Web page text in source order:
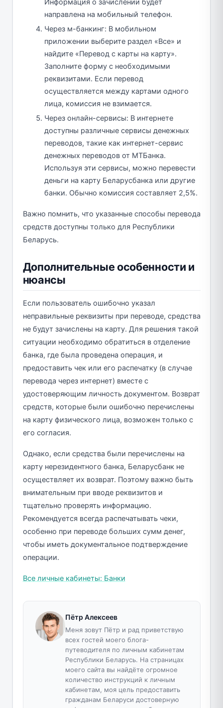
Информация о зачислении будет
направлена на мобильный телефон.
Через м-банкинг: В мобильном
приложении выберите раздел «Все» и
найдите «Перевод с карты на карту».
Заполните форму с необходимыми
реквизитами. Если перевод
осуществляется между картами одного
лица, комиссия не взимается.
Через онлайн-сервисы: В интернете
доступны различные сервисы денежных
переводов, такие как интернет-сервис
денежных переводов от МТБанка.
Используя эти сервисы, можно перевести
деньги на карту Беларусбанка или другие
банки. Обычно комиссия составляет 2,5%.
Важно помнить, что указанные способы перевода
средств доступны только для Республики
Беларусь.
Дополнительные особенности и
нюансы
Если пользователь ошибочно указал
неправильные реквизиты при переводе, средства
не будут зачислены на карту. Для решения такой
ситуации необходимо обратиться в отделение
банка, где была проведена операция, и
предоставить чек или его распечатку (в случае
перевода через интернет) вместе с
удостоверяющим личность документом. Возврат
средств, которые были ошибочно перечислены
на карту физического лица, возможен только с
его согласия.
Однако, если средства были перечислены на
карту нерезидентного банка, Беларусбанк не
осуществляет их возврат. Поэтому важно быть
внимательным при вводе реквизитов и
тщательно проверять информацию.
Рекомендуется всегда распечатывать чеки,
особенно при переводе больших сумм денег,
чтобы иметь документальное подтверждение
операции.
Все личные кабинеты: Банки
Пётр Алексеев
Меня зовут Пётр и рад приветствую
всех гостей моего блога-
путеводителя по личным кабинетам
Республики Беларусь. На страницах
моего сайта вы найдёте огромное
количество инструкций к личным
кабинетам, моя цель предоставить
гражданам Беларуси достоверную